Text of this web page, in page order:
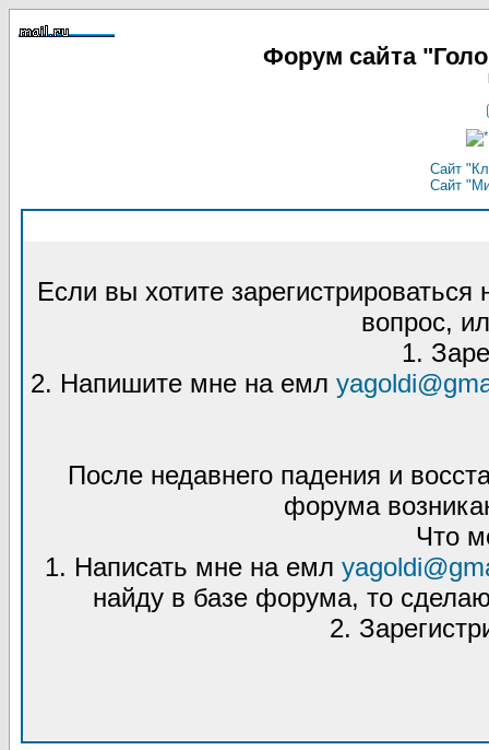
Форум сайта
Сайт
Сайт
Если вы хотите
вопрос,
1.
2. Напишите мне на емл
После недавнего падения и
форума
Что
1. Написать мне на емл
найду в базе форума, то
2.